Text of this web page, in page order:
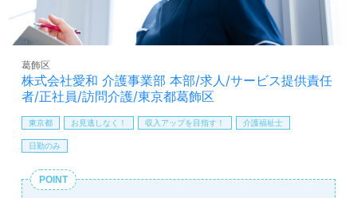
電話でのお問い合わせをお待ちしております。あなたの新
たなキャリアのスタートを、私たちが全力でサポートいた
します。
株式会社愛和 介護事業部 本部/求人/サービス提供責任
者/正社員/訪問介護/東京都葛飾区
葛飾区
東京都 お見逃しなく！ 収入アップを目指す！ 介護福祉士
日勤のみ
POINT